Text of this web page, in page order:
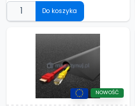
Do koszyka
NOWOŚĆ